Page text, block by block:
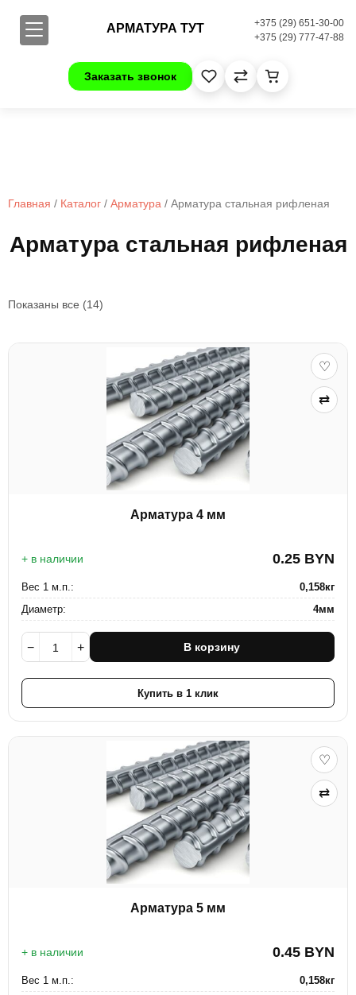
+375 (29) 651-30-00
+375 (29) 777-47-88
АРМАТУРА ТУТ
Заказать звонок
Главная / Каталог / Арматура / Арматура стальная рифленая
Арматура стальная рифленая
Показаны все (14)
♡
⇄
Арматура 4 мм
+ в наличии 0.25 BYN
Вес 1 м.п.:
0,158кг
Диаметр:
4мм
− + В корзину
Купить в 1 клик
♡
⇄
Арматура 5 мм
+ в наличии 0.45 BYN
Вес 1 м.п.:
0,158кг